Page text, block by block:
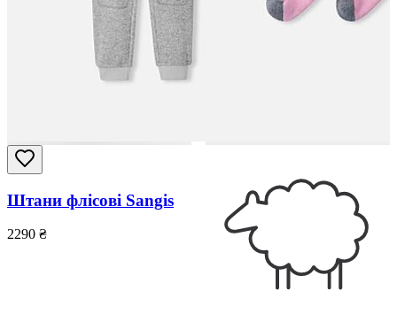
Штани флісові Sangis
2290 ₴